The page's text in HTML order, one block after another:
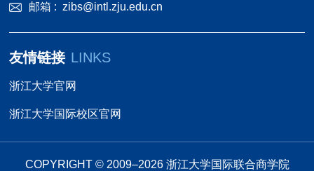
邮箱 :zibs@intl.zju.edu.cn
友情链接 LINKS
浙江大学官网
浙江大学国际校区官网
COPYRIGHT © 2009–2026浙江大学国际联合商学院